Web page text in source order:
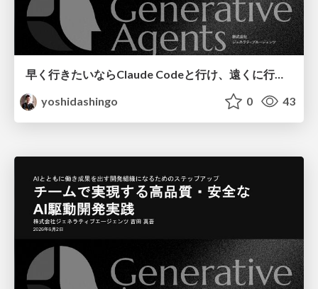
早く行きたいならClaude Codeと行け、遠くに行きたいならチームで行け 〜AI駆動開発の講師が教えるAIがリードするチーム開発の実践ノウハウ/Fast w/ Claude Code, Far Together
yoshidashingo
0 43